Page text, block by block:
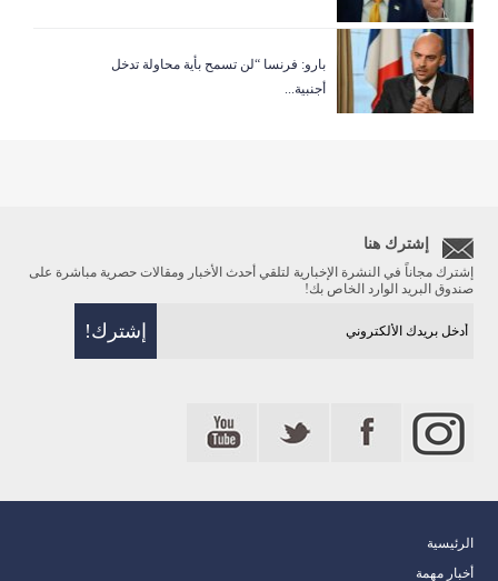
بارو: فرنسا “لن تسمح بأية محاولة تدخل
أجنبية...
إشترك هنا
إشترك مجاناً في النشرة الإخبارية لتلقي أحدث الأخبار ومقالات حصرية مباشرة على
صندوق البريد الوارد الخاص بك!
الرئيسية
أخبار مهمة